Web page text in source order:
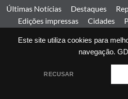
Este site utiliza cookies para
navegação.
RECUSAR
Últimas Notícias Destaques
Edições impressas
Cidades
Comercial
Edições impressas
© 2026 Jornal Estado de Goiás.
by